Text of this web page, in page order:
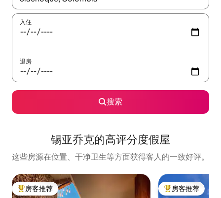
入住
退房
搜索
锡亚乔克的高评分度假屋
这些房源在位置、干净卫生等方面获得客人的一致好评。
热门「房客推荐」
房客推荐 热门「房客推荐」
房客推荐